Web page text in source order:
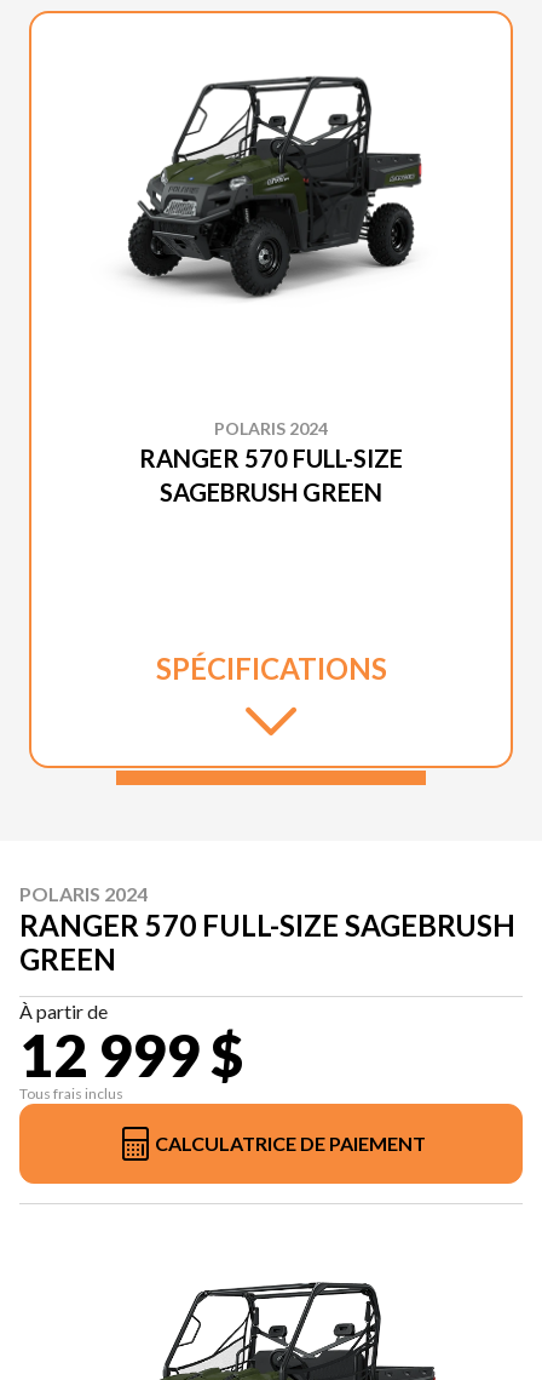
POLARIS 2024
RANGER 570 FULL-SIZE
SAGEBRUSH GREEN
SPÉCIFICATIONS
POLARIS 2024
RANGER 570 FULL-SIZE SAGEBRUSH
GREEN
À partir de
12 999 $
Tous frais inclus
CALCULATRICE DE PAIEMENT